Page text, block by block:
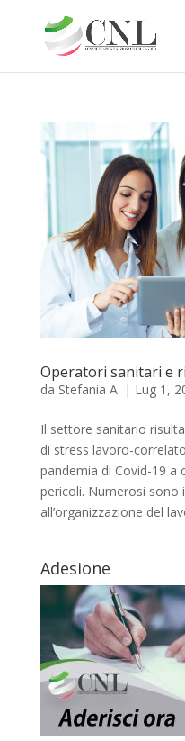
Operatori sanitari e
da Stefania A. | Lug 1,
Il settore sanitario
di stress lavoro-
pandemia di Covid-19 a
pericoli. Numerosi sono
all’organizzazione del
Adesione